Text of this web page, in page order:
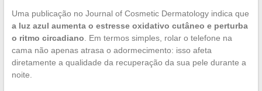
Uma publicação no Journal of Cosmetic Dermatology indica que
a luz azul aumenta o estresse oxidativo cutâneo e perturba
o ritmo circadiano . Em termos simples, rolar o telefone na
cama não apenas atrasa o adormecimento: isso afeta
diretamente a qualidade da recuperação da sua pele durante a
noite.